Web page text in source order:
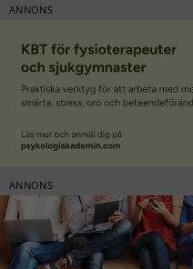
ANNONS
ANNONS